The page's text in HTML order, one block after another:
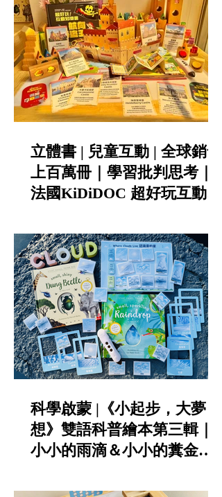
立體書 | 兒童互動 | 全球銷售
上百萬冊｜學習批判思考｜
法國KiDiDOC 超好玩互動知
KIDsREAD點讀筆推薦
科學啟蒙 |《小起步，大夢
想》雙語科普繪本第三輯｜
小小的雨滴＆小小的糞金龜|